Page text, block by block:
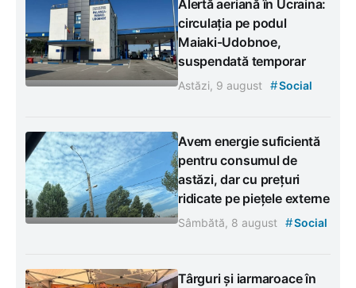
Alertă aeriană în Ucraina:
circulația pe podul
Maiaki-Udobnoe,
suspendată temporar
Astăzi, 9 august #Social
Avem energie suficientă
pentru consumul de
astăzi, dar cu prețuri
ridicate pe piețele externe
Sâmbătă, 8 august #Social
Târguri și iarmaroace în